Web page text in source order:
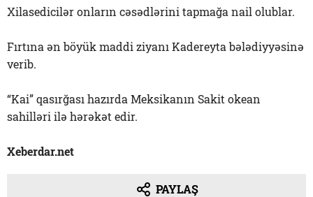
Xilasedicilər onların cəsədlərini tapmağa nail olublar.
Fırtına ən böyük maddi ziyanı Kadereyta bələdiyyəsinə
verib.
“Kai” qasırğası hazırda Meksikanın Sakit okean
sahilləri ilə hərəkət edir.
Xeberdar.net
PAYLAŞ